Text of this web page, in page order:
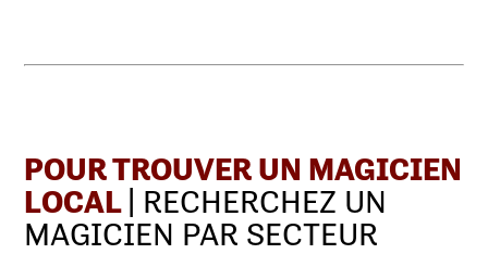
POUR TROUVER UN MAGICIEN
LOCAL | RECHERCHEZ UN
MAGICIEN PAR SECTEUR